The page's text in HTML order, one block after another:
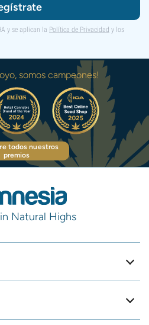
y se aplican la Política de Privacidad y los
somos campeones!
todos nuestros
premios
Natural Highs